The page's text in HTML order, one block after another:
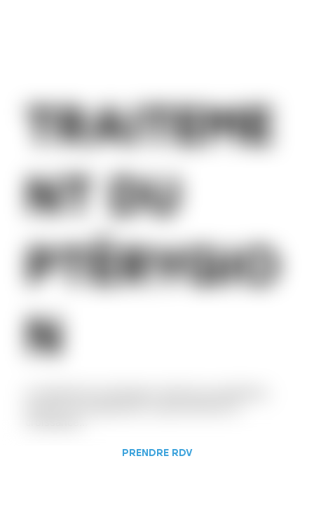
TRAITEME
NT DU
PTÉRYGIO
N
PRENDRE RDV